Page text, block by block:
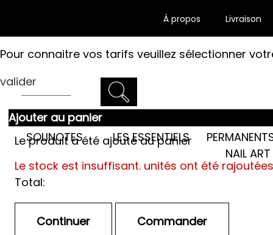
À propos Livraison
Pour connaitre vos tarifs veuillez sélectionner
valider
Ajouter au panier
Le produit a été ajouté au panier
Le stock est insuffisant. unités ont été
Total:
SOLINOTES LES ESSENTIELS
NAIL ART